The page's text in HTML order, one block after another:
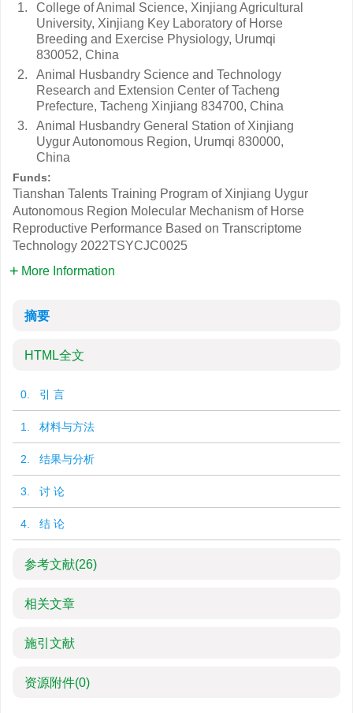
1.
College of Animal Science, Xinjiang Agricultural
University, Xinjiang Key Laboratory of Horse
Breeding and Exercise Physiology, Urumqi
830052, China
2.
Animal Husbandry Science and Technology
Research and Extension Center of Tacheng
Prefecture, Tacheng Xinjiang 834700, China
3.
Animal Husbandry General Station of Xinjiang
Uygur Autonomous Region, Urumqi 830000,
China
Funds:
Tianshan Talents Training Program of Xinjiang Uygur
Autonomous Region Molecular Mechanism of Horse
Reproductive Performance Based on Transcriptome
Technology 2022TSYCJC0025
More Information
摘要
HTML全文
0. 引 言
1. 材料与方法
2. 结果与分析
3. 讨 论
4. 结 论
参考文献(26)
相关文章
施引文献
资源附件(0)